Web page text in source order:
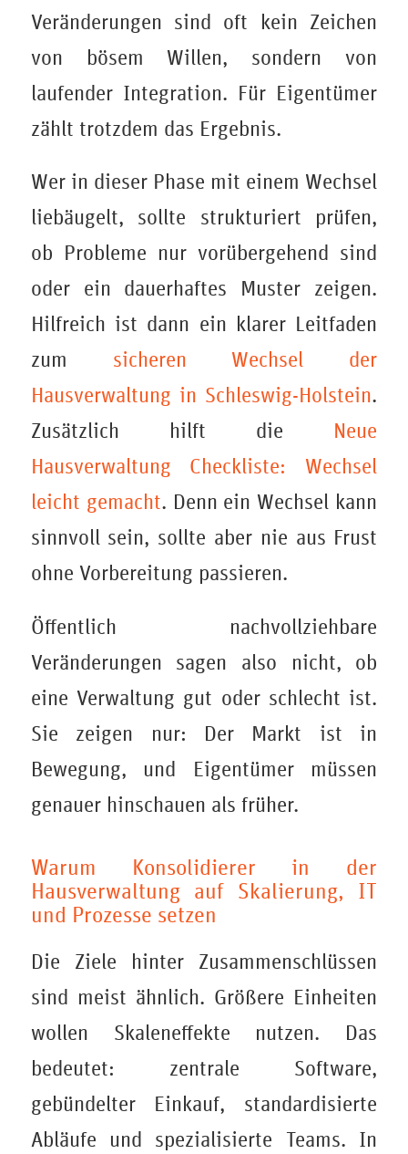
Veränderungen sind oft kein Zeichen
von bösem Willen, sondern von
laufender Integration. Für Eigentümer
zählt trotzdem das Ergebnis.
Wer in dieser Phase mit einem Wechsel
liebäugelt, sollte strukturiert prüfen,
ob Probleme nur vorübergehend sind
oder ein dauerhaftes Muster zeigen.
Hilfreich ist dann ein klarer Leitfaden
zum sicheren Wechsel der
Hausverwaltung in Schleswig-Holstein.
Zusätzlich hilft die Neue
Hausverwaltung Checkliste: Wechsel
leicht gemacht. Denn ein Wechsel kann
sinnvoll sein, sollte aber nie aus Frust
ohne Vorbereitung passieren.
Öffentlich nachvollziehbare
Veränderungen sagen also nicht, ob
eine Verwaltung gut oder schlecht ist.
Sie zeigen nur: Der Markt ist in
Bewegung, und Eigentümer müssen
genauer hinschauen als früher.
Warum Konsolidierer in der
Hausverwaltung auf Skalierung, IT
und Prozesse setzen
Die Ziele hinter Zusammenschlüssen
sind meist ähnlich. Größere Einheiten
wollen Skaleneffekte nutzen. Das
bedeutet: zentrale Software,
gebündelter Einkauf, standardisierte
Abläufe und spezialisierte Teams. In